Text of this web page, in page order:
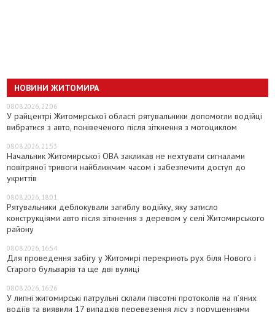
НОВИНИ ЖИТОМИРА
08.08.2026, 22:06
У райцентрі Житомирської області рятувальники допомогли водійці
вибратися з авто, понівеченого після зіткнення з мотоциклом
08.08.2026, 21:53
Начальник Житомирської ОВА закликав не нехтувати сигналами
повітряної тривоги найближчим часом і забезпечити доступ до
укриттів
08.08.2026, 18:01
Рятувальники деблокували загиблу водійку, яку затисло
конструкціями авто після зіткнення з деревом у селі Житомирського
району
08.08.2026, 16:54
Для проведення забігу у Житомирі перекриють рух біля Нового і
Старого бульварів та ще дві вулиці
08.08.2026, 16:26
У липні житомирські патрульні склали півсотні протоколів на пʼяних
водіїв та виявили 17 випадків перевезення лісу з порушеннями